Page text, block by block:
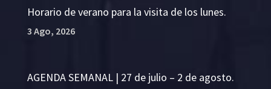
Horario de verano para la visita de los lunes.
3 Ago, 2026
AGENDA SEMANAL | 27 de julio – 2 de agosto.